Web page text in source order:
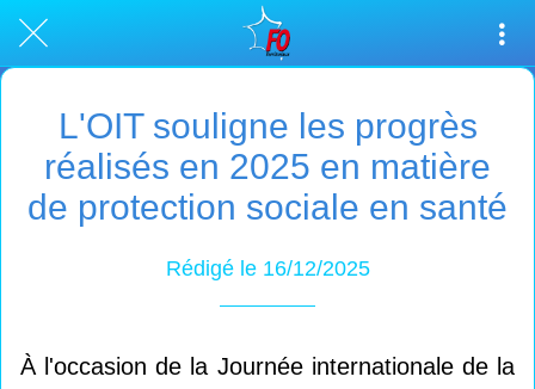
L'OIT souligne les progrès
réalisés en 2025 en matière
de protection sociale en santé
Rédigé le 16/12/2025
À l'occasion de la Journée internationale de la